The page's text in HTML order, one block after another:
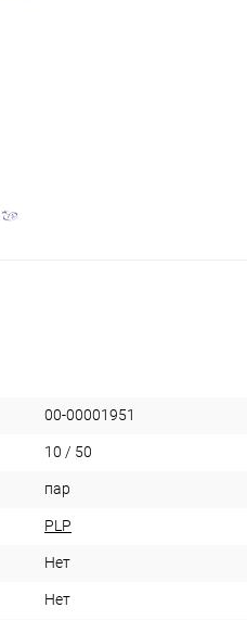
00-00001951
10 / 50
пар
PLP
Нет
Нет